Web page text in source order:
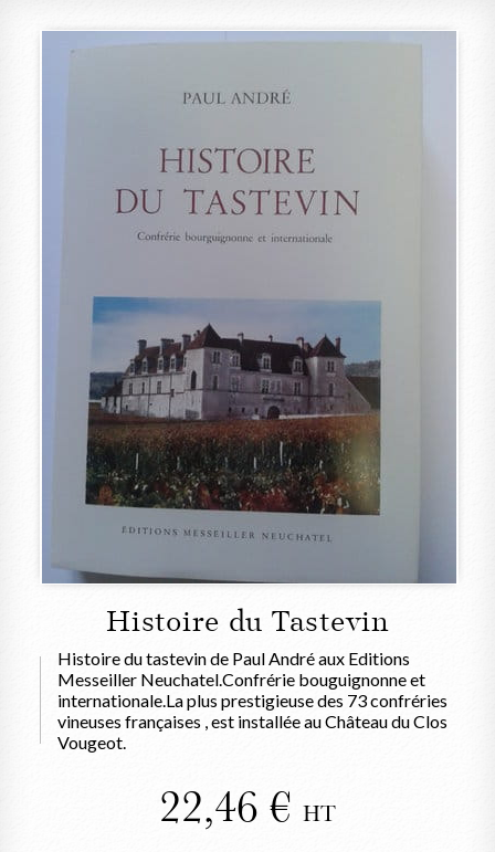
Histoire du Tastevin
Histoire du tastevin de Paul André aux Editions
Messeiller Neuchatel.Confrérie bouguignonne et
internationale.La plus prestigieuse des 73 confréries
vineuses françaises , est installée au Château du Clos
Vougeot.
22,46 HT